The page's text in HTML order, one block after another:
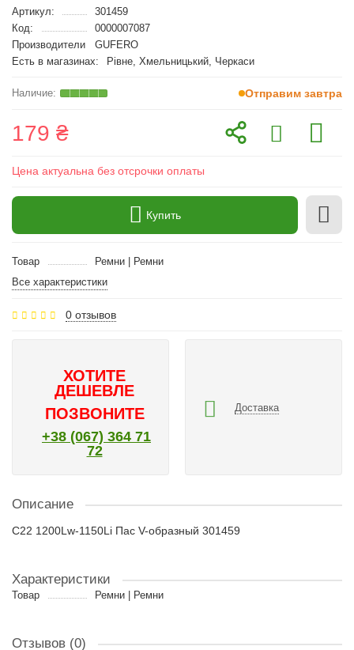
Артикул:
301459
Код:
0000007087
Производители
GUFERO
Есть в магазинах:
Рівне, Хмельницький, Черкаси
Отправим завтра
179 ₴
Цена актуальна без отсрочки оплаты
Купить
Товар
Ремни | Ремни
Все характеристики
0 отзывов
ХОТИТЕ
ДЕШЕВЛЕ
ПОЗВОНИТЕ
+38 (067) 364 71
72
Доставка
Описание
C22 1200Lw-1150Li Пас V-образный 301459
Характеристики
Товар Ремни | Ремни
Отзывов (0)